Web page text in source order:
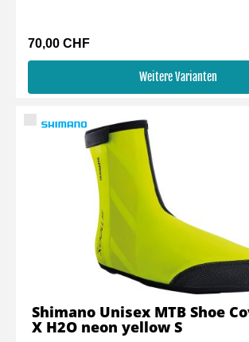
70,00 CHF
Weitere Varianten
Shimano Unisex MTB Shoe
X H2O neon yellow S